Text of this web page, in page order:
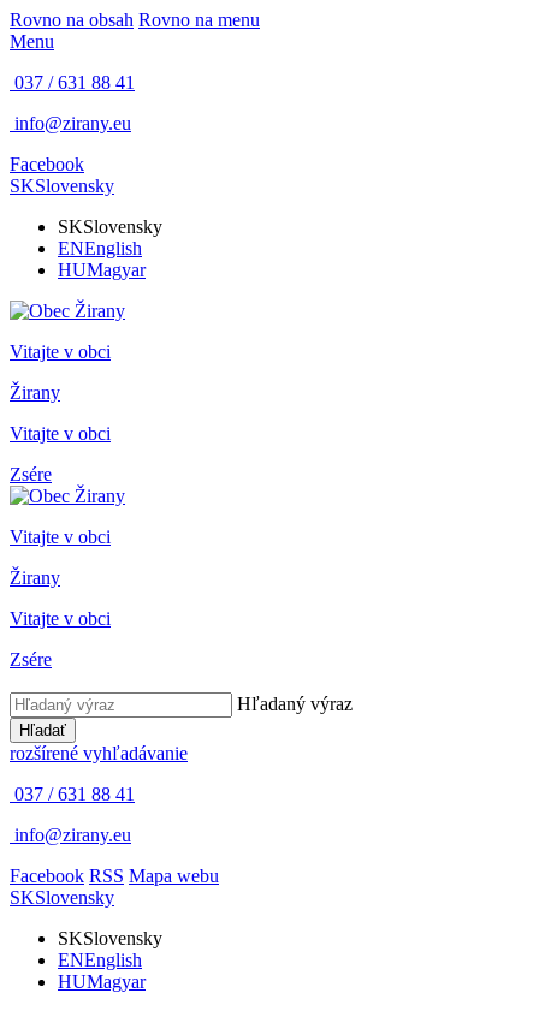
Rovno na obsah Rovno na menu
Menu
037 / 631 88 41
info@zirany.eu
Facebook
SKSlovensky
SKSlovensky
ENEnglish
HUMagyar
Vitajte v obci
Žirany
Vitajte v obci
Zsére
Vitajte v obci
Žirany
Vitajte v obci
Zsére
Hľadaný výraz
Hľadať
rozšírené vyhľadávanie
037 / 631 88 41
info@zirany.eu
Facebook RSS Mapa webu
SKSlovensky
SKSlovensky
ENEnglish
HUMagyar